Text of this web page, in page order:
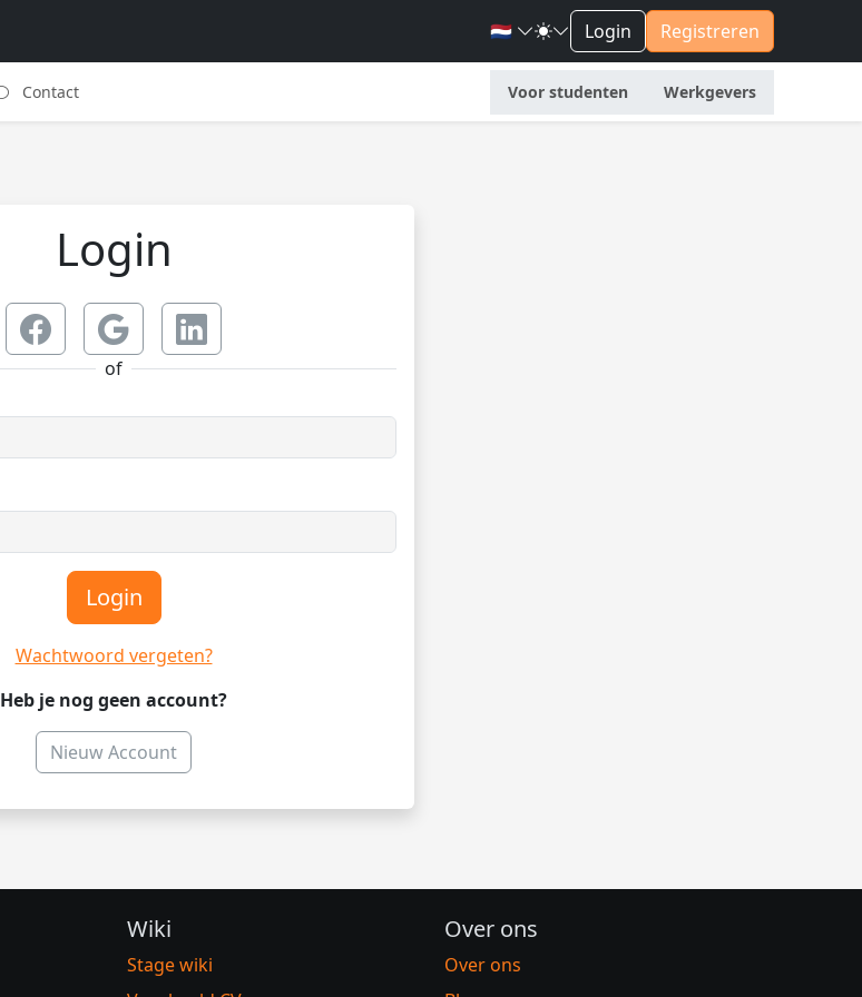
🇳🇱 Login Registreren
Contact Voor studenten Werkgevers
Login
of
Login
Wachtwoord vergeten?
Heb je nog geen account?
Nieuw Account
Wiki
Stage wiki
Over ons
Over ons